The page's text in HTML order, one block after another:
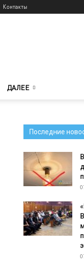
Контакты
ДАЛЕЕ
Последние